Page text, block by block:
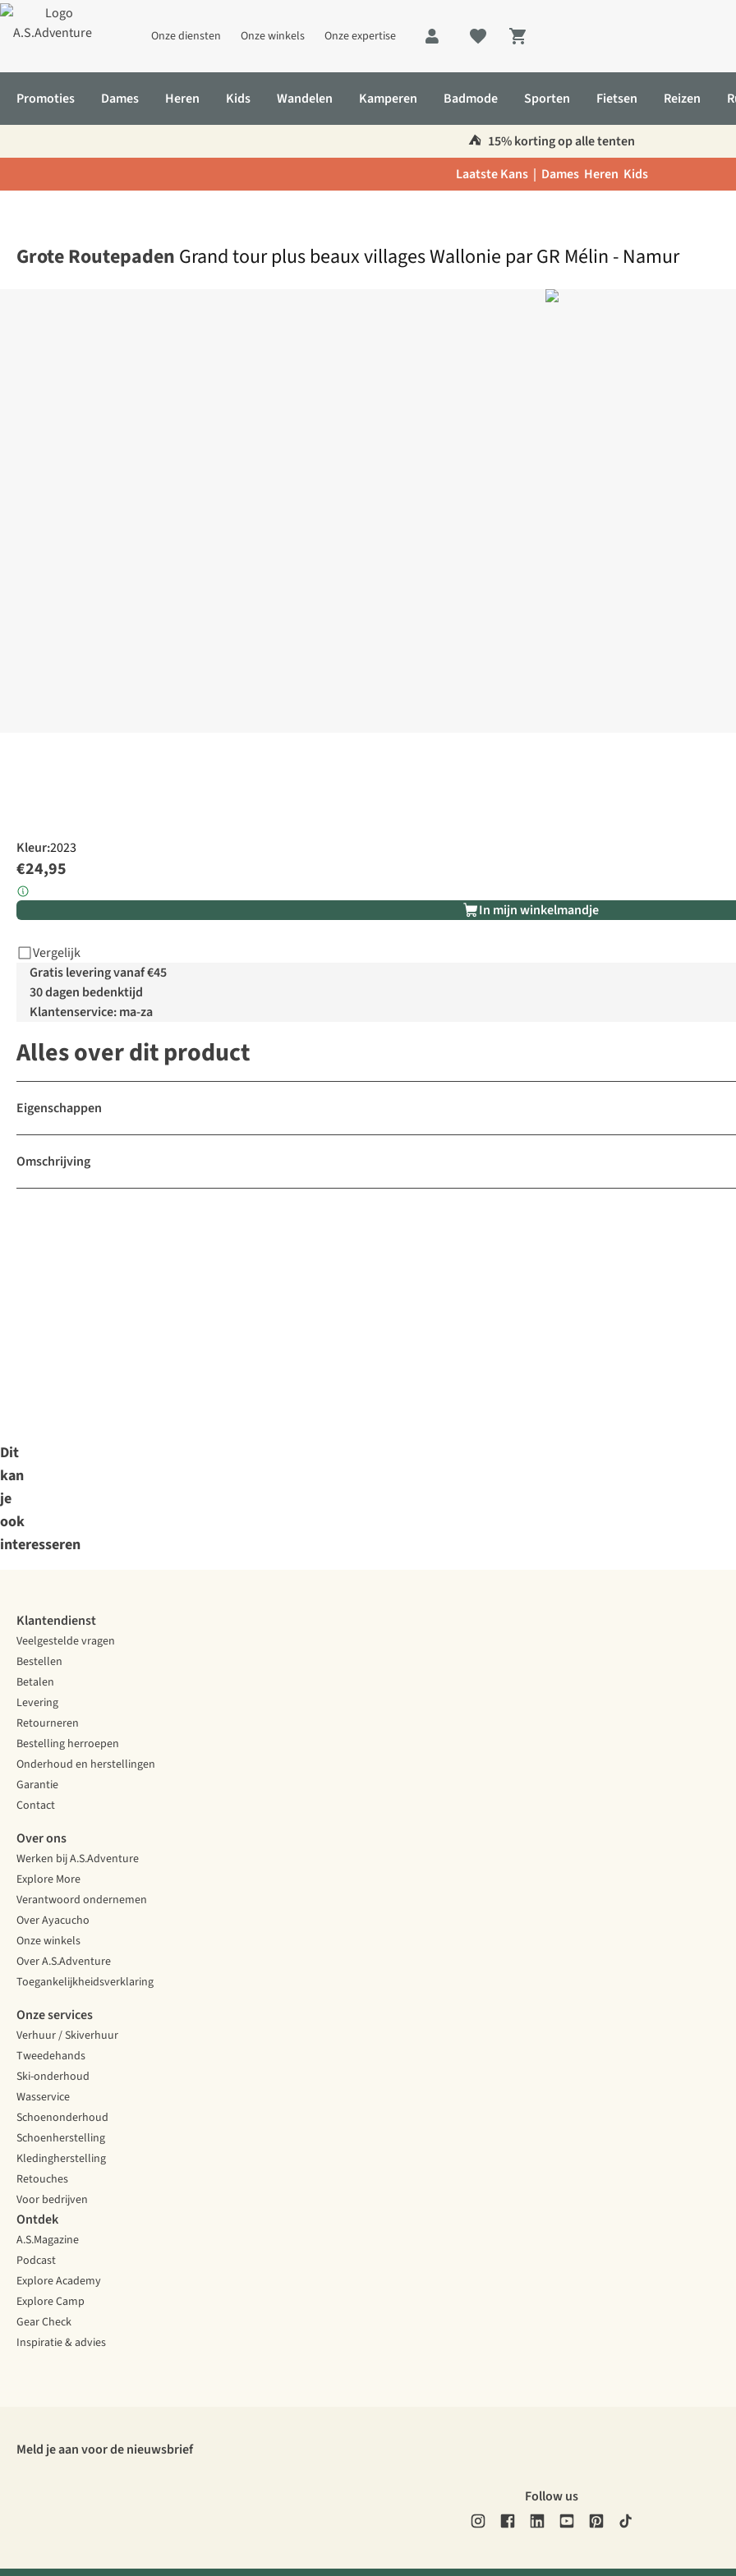
Onze diensten Onze winkels Onze expertise
Shopping cart
Promoties Dames Heren Kids Wandelen Kamperen Badmode Sporten Fietsen Reizen
⛺️ 15% korting op alle tenten
Laatste Kans | Dames Heren Kids
Grote Routepaden Grand tour plus beaux villages Wallonie par GR Mélin - Namur
Kleur:2023
€24,95
In mijn winkelmandje
Vergelijk
Gratis levering vanaf €45
30 dagen bedenktijd
Klantenservice: ma-za
Alles over dit product
Eigenschappen
Omschrijving
Dit
kan
je
ook
interesseren
Klantendienst
Veelgestelde vragen
Bestellen
Betalen
Levering
Retourneren
Bestelling herroepen
Onderhoud en herstellingen
Garantie
Contact
Over ons
Werken bij A.S.Adventure
Explore More
Verantwoord ondernemen
Over Ayacucho
Onze winkels
Over A.S.Adventure
Toegankelijkheidsverklaring
Onze services
Verhuur / Skiverhuur
Tweedehands
Ski-onderhoud
Wasservice
Schoenonderhoud
Schoenherstelling
Kledingherstelling
Retouches
Voor bedrijven
Ontdek
A.S.Magazine
Podcast
Explore Academy
Explore Camp
Gear Check
Inspiratie & advies
Meld je aan voor de nieuwsbrief
Follow us